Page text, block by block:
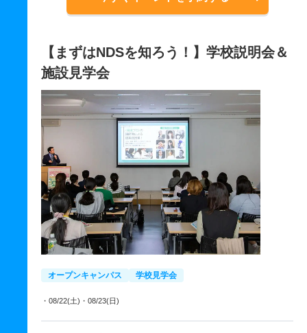
【まずはNDSを知ろう！】学校説明会＆
施設見学会
オープンキャンパス 学校見学会
・08/22(土) ・08/23(日)